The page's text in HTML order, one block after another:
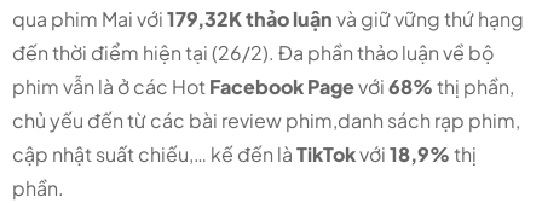
qua phim Mai với179,32K thảo luậnvà giữ vững thứ hạng
đến thời điểm hiện tại (26/2). Đa phần thảo luận về bộ
phim vẫn là ở các Hot Facebook Pagevới68%thị phần,
chủ yếu đến từ các bài review phim,danh sách rạp phim,
cập nhật suất chiếu,… kế đến làTikTokvới18,9%thị
phần.